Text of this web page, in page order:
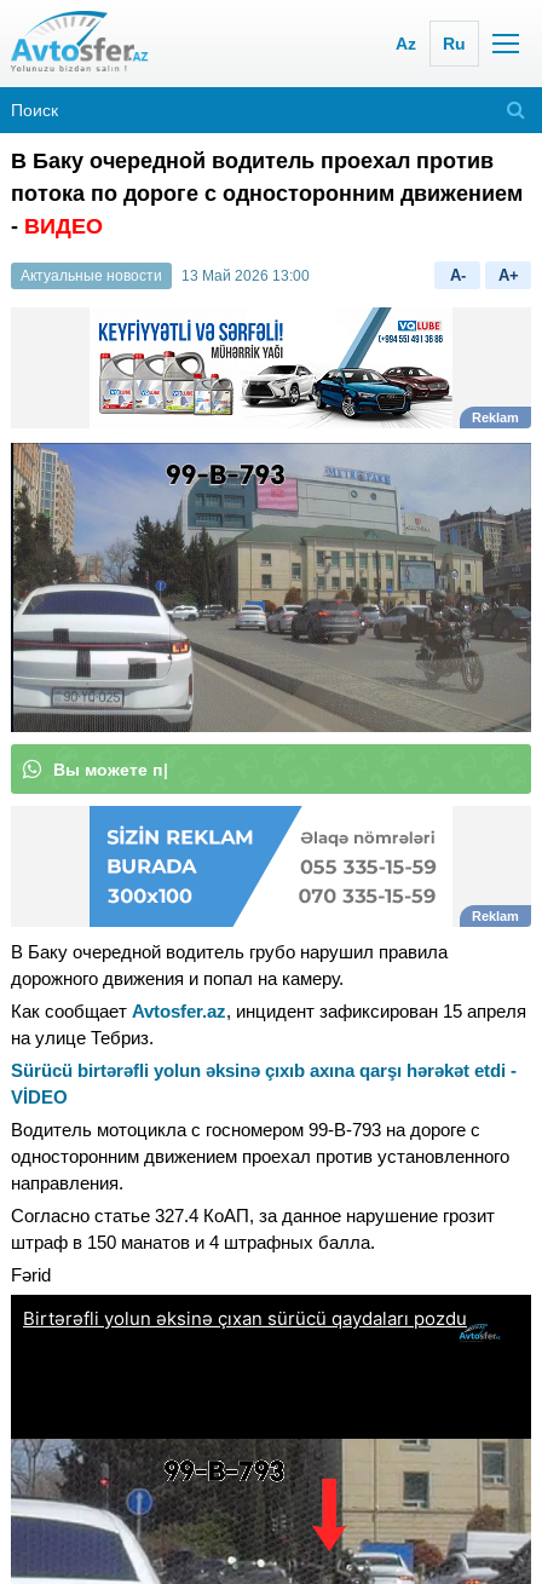
Az Ru
В Баку очередной водитель проехал против
потока по дороге с односторонним движением
- ВИДЕО
Актуальные новости 13 Май 2026 13:00 A- A+
Вы можете |
В Баку очередной водитель грубо нарушил правила
дорожного движения и попал на камеру.
Как сообщает Avtosfer.az, инцидент зафиксирован 15 апреля
на улице Тебриз.
Sürücü birtərəfli yolun əksinə çıxıb axına qarşı hərəkət etdi -
VİDEO
Водитель мотоцикла с госномером 99-В-793 на дороге с
односторонним движением проехал против установленного
направления.
Согласно статье 327.4 КоАП, за данное нарушение грозит
штраф в 150 манатов и 4 штрафных балла.
Fərid